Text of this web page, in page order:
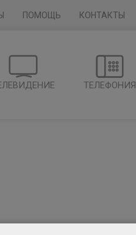
ПОМОЩЬ КОНТАКТЫ
ТЕЛЕФОНИЯ